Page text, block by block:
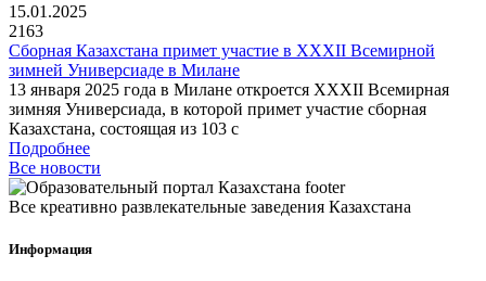
15.01.2025
2163
Сборная Казахстана примет участие в XXXII Всемирной
зимней Универсиаде в Милане
13 января 2025 года в Милане откроется XXXII Всемирная
зимняя Универсиада, в которой примет участие сборная
Казахстана, состоящая из 103 с
Подробнее
Все новости
Все креативно развлекательные заведения Казахстана
Информация